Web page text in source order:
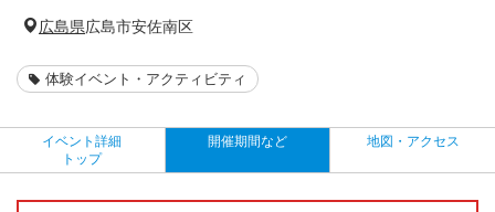
広島県広島市安佐南区
体験イベント・アクティビティ
イベント詳細
トップ
開催期間など 地図・アクセス